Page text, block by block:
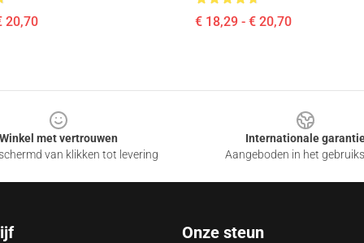
20,70 € 18,29 - € 20,70
Winkel met vertrouwen
van klikken tot levering
Internationale
Aangeboden in het
Onze steun